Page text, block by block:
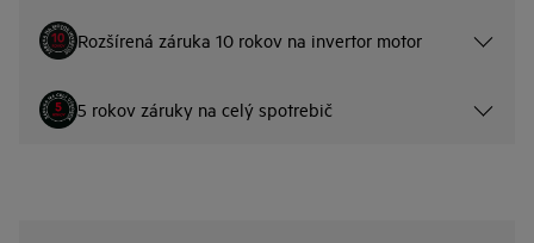
Rozšírená záruka 10 rokov na invertor motor
5 rokov záruky na celý spotrebič